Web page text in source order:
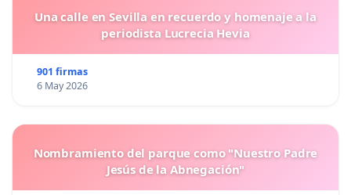
Una calle en Sevilla en recuerdo y homenaje a la
periodista Lucrecia Hevia
901 firmas
6 May 2026
Nombramiento del parque como "Nuestro Padre
Jesús de la Abnegación"